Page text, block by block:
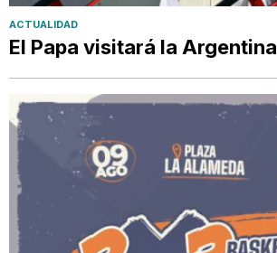
ACTUALIDAD
El Papa visitará la Argentina